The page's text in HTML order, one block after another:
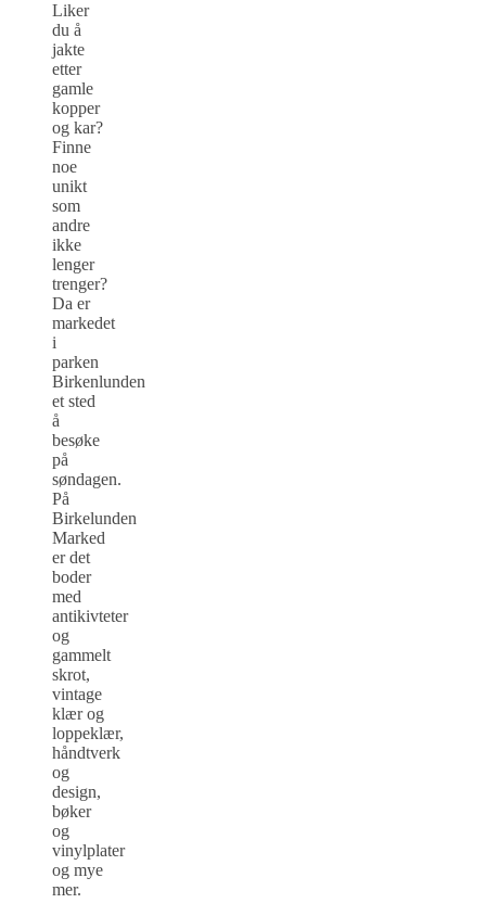
Liker
du å
jakte
etter
gamle
kopper
og kar?
Finne
noe
unikt
som
andre
ikke
lenger
trenger?
Da er
markedet
i
parken
Birkenlunden
et sted
å
besøke
på
søndagen.
På
Birkelunden
Marked
er det
boder
med
antikivteter
og
gammelt
skrot,
vintage
klær og
loppeklær,
håndtverk
og
design,
bøker
og
vinylplater
og mye
mer.